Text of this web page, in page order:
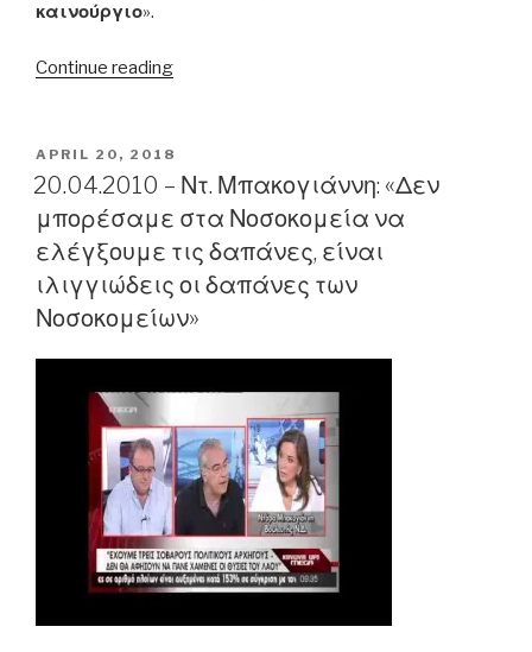
καινούργιο».
Continue reading“13.05.2004
κυβέρνηση
του
εγγυάται
την
έξοδο
είπε
ο
Α.
Σαμαράς
και
ανακοίνωσε
POSTED
ON
APRIL 20, 2018
20.04.2010 – Ντ. Μπακογιάννη: «Δεν
μπορέσαμε στα Νοσοκομεία να
ελέγξουμε τις δαπάνες, είναι
ιλιγγιώδεις οι δαπάνες των
Νοσοκομείων»